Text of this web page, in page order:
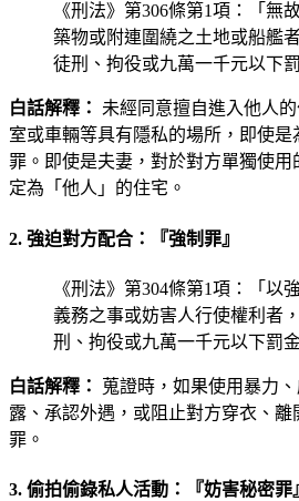
《刑法》第306條第1項：「無
築物或附連圍繞之土地或船艦
徒刑、拘役或九萬一千元以下罰
白話解釋： 未經同意擅自進入他人
室或車輛等具有隱私的場所，即使
罪。即使是夫妻，對於對方單獨使
定為「他人」的住宅。
2. 強迫對方配合：『強制罪』
《刑法》第304條第1項：「以
義務之事或妨害人行使權利者
刑、拘役或九萬一千元以下罰金
白話解釋：
蒐證時，如果使用暴力
露、承認外遇，或阻止對方穿衣、離
罪。
3. 偷拍偷錄私人活動：『妨害秘密罪